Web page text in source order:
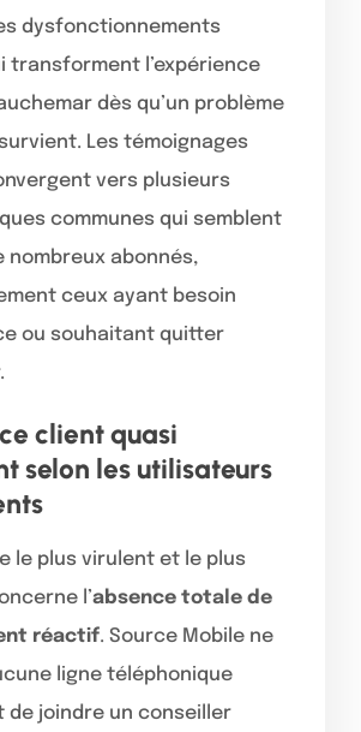
dysfonctionnements
transforment l’expérience
dès qu’un problème
Les témoignages
vers plusieurs
communes qui semblent
nombreux abonnés,
ceux ayant besoin
ou souhaitant quitter
client quasi
selon les utilisateurs
le plus virulent et le plus
l’absence totale de
réactif. Source Mobile ne
ligne téléphonique
de joindre un conseiller